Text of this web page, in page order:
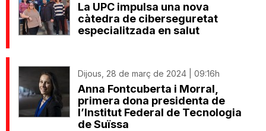
La UPC impulsa una nova
càtedra de ciberseguretat
especialitzada en salut
Dijous, 28 de març de 2024 | 09:16h
Anna Fontcuberta i Morral,
primera dona presidenta de
l’Institut Federal de Tecnologia
de Suïssa